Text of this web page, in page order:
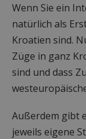
Wenn Sie ein
natürlich als
Kroatien sind.
Züge in ganz
sind und dass
Außerdem gibt
jeweils eigene